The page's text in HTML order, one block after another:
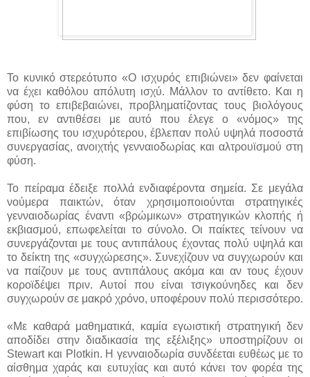
Το κυνικό στερεότυπο «Ο ισχυρός επιβιώνει» δεν φαίνεται
να έχει καθόλου απόλυτη ισχύ. Μάλλον το αντίθετο. Και η
φύση το επιβεβαιώνει, προβληματίζοντας τους βιολόγους
που, εν αντιθέσει με αυτό που έλεγε ο «νόμος» της
επιβίωσης του ισχυρότερου, έβλεπαν πολύ υψηλά ποσοστά
συνεργασίας, ανοιχτής γενναιοδωρίας και αλτρουϊσμού στη
φύση.
Το πείραμα έδειξε πολλά ενδιαφέροντα σημεία. Σε μεγάλα
νούμερα παικτών, όταν χρησιμοποιούνται στρατηγικές
γενναιοδωρίας έναντι «βρώμικων» στρατηγικών κλοπής ή
εκβιασμού, επωφελείται το σύνολο. Οι παίκτες τείνουν να
συνεργάζονται με τους αντιπάλους έχοντας πολύ υψηλά και
το δείκτη της «συγχώρεσης». Συνεχίζουν να συγχωρούν και
να παίζουν με τους αντιπάλους ακόμα και αν τους έχουν
κοροϊδέψει πριν. Αυτοί που είναι τσιγκούνηδες και δεν
συγχωρούν σε μακρό χρόνο, υποφέρουν πολύ περισσότερο.
«Με καθαρά μαθηματικά, καμία εγωιστική στρατηγική δεν
αποδίδει στην διαδικασία της εξέλιξης» υποστηρίζουν οι
Stewart και Plotkin. Η γενναιοδωρία συνδέεται ευθέως με το
αίσθημα χαράς και ευτυχίας και αυτό κάνει τον φορέα της